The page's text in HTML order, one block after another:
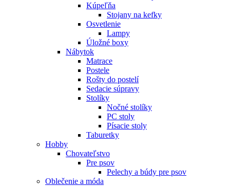
Kúpeľňa
Stojany na kefky
Osvetlenie
Lampy
Úložné boxy
Nábytok
Matrace
Postele
Rošty do postelí
Sedacie súpravy
Stolíky
Nočné stolíky
PC stoly
Písacie stoly
Taburetky
Hobby
Chovateľstvo
Pre psov
Pelechy a búdy pre psov
Oblečenie a móda